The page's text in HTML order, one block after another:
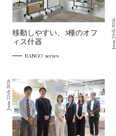
移動しやすい、3種のオフ
ィス什器
RANGO series
June 25th 2026
June 22th 2026